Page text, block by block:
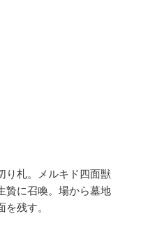
り札。メルキド四面獣
贄に召喚。場から墓地
残す。